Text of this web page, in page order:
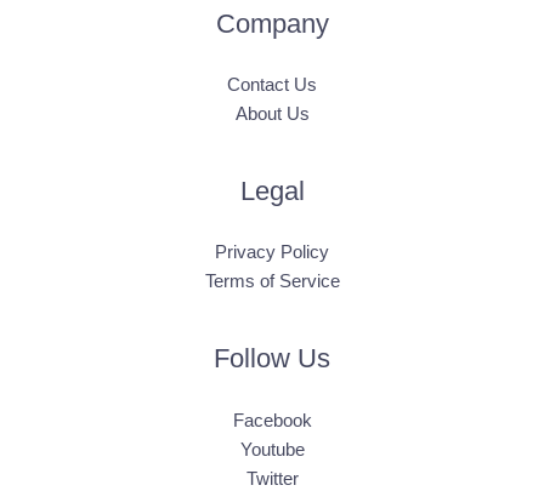
Company
Contact Us
About Us
Legal
Privacy Policy
Terms of Service
Follow Us
Facebook
Youtube
Twitter